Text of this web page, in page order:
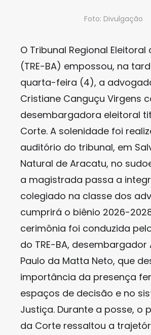
Foto: Divulgação
O Tribunal Regional Eleitoral
(TRE-BA) empossou, na
quarta-feira (4), a
Cristiane Canguçu Virgens
desembargadora eleitoral
Corte. A solenidade foi
auditório do tribunal, em
Natural de Aracatu, no
a magistrada passa a
colegiado na classe dos
cumprirá o biênio 2026-
cerimônia foi conduzida
do TRE-BA, desembargador
Paulo da Matta Neto, que
importância da presença
espaços de decisão e no
Justiça. Durante a posse, o
da Corte ressaltou a